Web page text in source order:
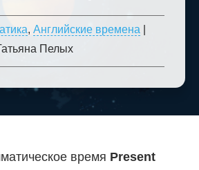
, Английские времена
Пелых
время Present